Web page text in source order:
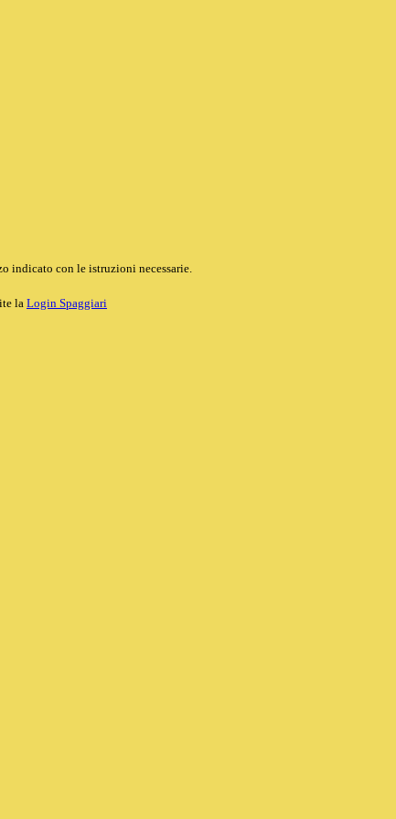
indicato con le istruzioni necessarie.
la Login Spaggiari